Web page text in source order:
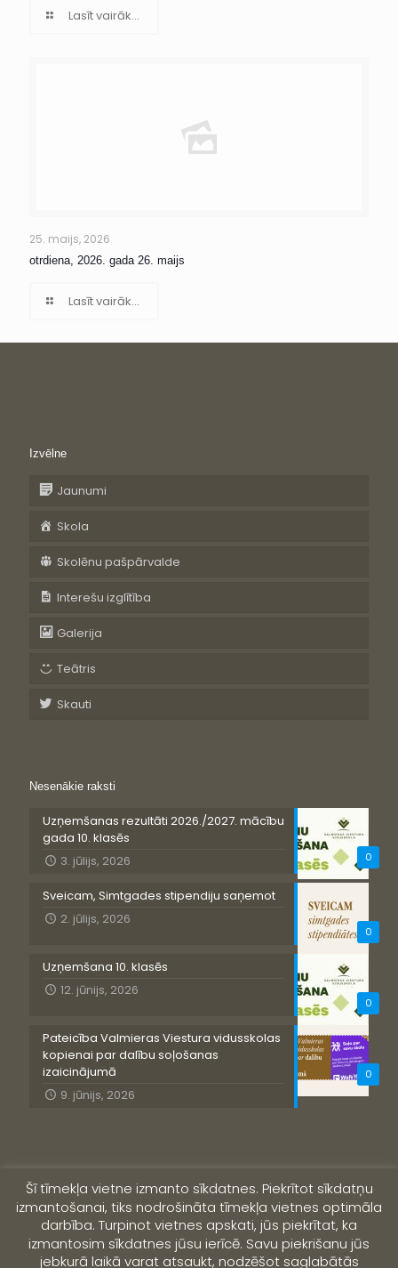
Lasīt vairāk...
25. maijs, 2026
otrdiena, 2026. gada 26. maijs
Lasīt vairāk...
Izvēlne
Jaunumi
Skola
Skolēnu pašpārvalde
Interešu izglītība
Galerija
Teātris
Skauti
Nesenākie raksti
0
Uzņemšanas rezultāti 2026./2027. mācību
gada 10. klasēs
3. jūlijs, 2026
0
Sveicam, Simtgades stipendiju saņemot
2. jūlijs, 2026
0
Uzņemšana 10. klasēs
12. jūnijs, 2026
0
Pateicība Valmieras Viestura vidusskolas
kopienai par dalību soļošanas
izaicinājumā
9. jūnijs, 2026
Šī tīmekļa vietne izmanto sīkdatnes. Piekrītot sīkdatņu
izmantošanai, tiks nodrošināta tīmekļa vietnes optimāla
darbība. Turpinot vietnes apskati, jūs piekrītat, ka
izmantosim sīkdatnes jūsu ierīcē. Savu piekrišanu jūs
jebkurā laikā varat atsaukt, nodzēšot saglabātās